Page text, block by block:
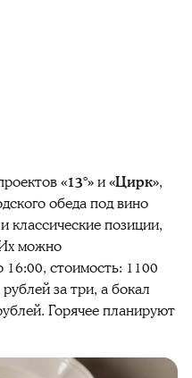
«13°»и«Цирк»,
обеда под вино
позиции,
можно
16:00, стоимость: 1100
за три, а бокал
Горячее планируют